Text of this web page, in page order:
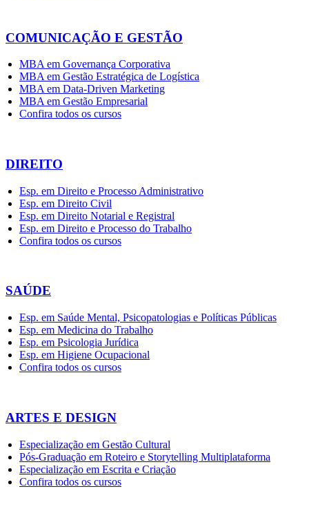
COMUNICAÇÃO E GESTÃO
MBA em Governança Corporativa
MBA em Gestão Estratégica de Logística
MBA em Data-Driven Marketing
MBA em Gestão Empresarial
Confira todos os cursos
DIREITO
Esp. em Direito e Processo Administrativo
Esp. em Direito Civil
Esp. em Direito Notarial e Registral
Esp. em Direito e Processo do Trabalho
Confira todos os cursos
SAÚDE
Esp. em Saúde Mental, Psicopatologias e Políticas Públicas
Esp. em Medicina do Trabalho
Esp. em Psicologia Jurídica
Esp. em Higiene Ocupacional
Confira todos os cursos
ARTES E DESIGN
Especialização em Gestão Cultural
Pós-Graduação em Roteiro e Storytelling Multiplataforma
Especialização em Escrita e Criação
Confira todos os cursos